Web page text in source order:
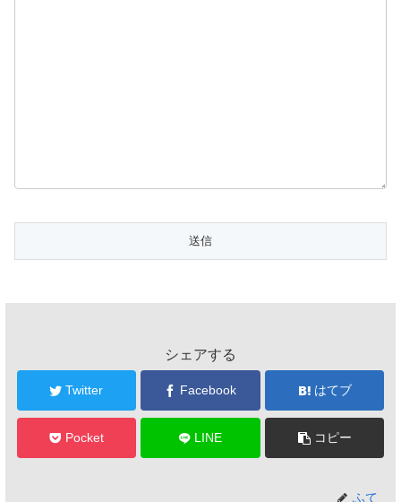
シェアする
Twitter Facebook はてブ
Pocket LINE コピー
ふて